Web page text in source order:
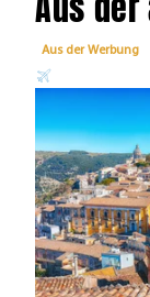
Aus der Werbung